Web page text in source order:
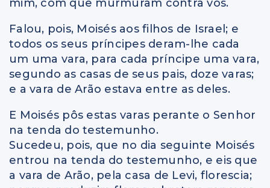
mim, com que murmuram contra vós.
Falou, pois, Moisés aos filhos de Israel; e
todos os seus príncipes deram-lhe cada
um uma vara, para cada príncipe uma vara,
segundo as casas de seus pais, doze varas;
e a vara de Arão estava entre as deles.
E Moisés pôs estas varas perante o Senhor
na tenda do testemunho.
Sucedeu, pois, que no dia seguinte Moisés
entrou na tenda do testemunho, e eis que
a vara de Arão, pela casa de Levi, florescia;